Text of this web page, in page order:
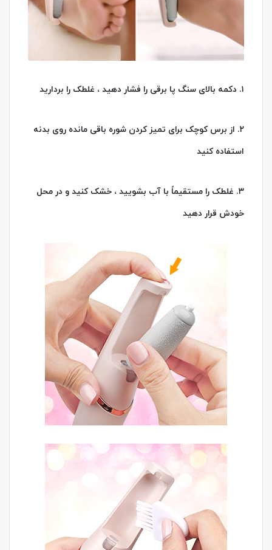
۱. دکمه بالای سنگ پا برقی را فشار دهید ، غلطک را بردارید
۲. از برس کوچک برای تمیز کردن شوره باقی مانده روی بدنه
استفاده کنید
۳. غلطک را مستقیماً با آب بشویید ، خشک کنید و در محل
خودش قرار دهید